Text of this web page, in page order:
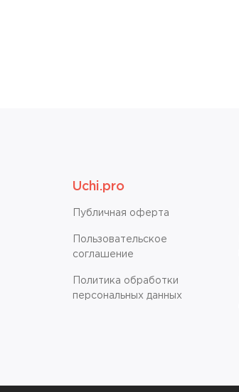
Uchi.pro
Публичная оферта
Пользовательское
соглашение
Политика обработки
персональных данных